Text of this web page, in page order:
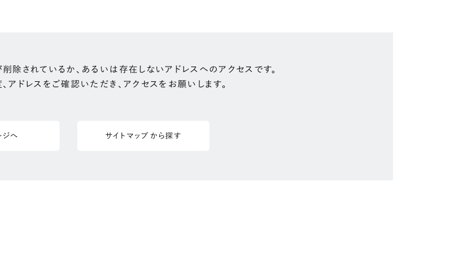
除されているか、あるいは存在しないアドレスへのアクセスです。
アドレスをご確認いただき、アクセスをお願いします。
へ サイトマップから探す